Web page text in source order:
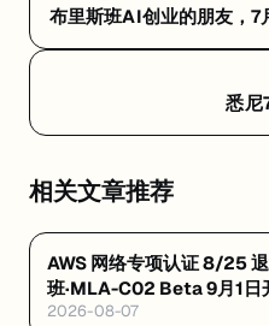
布里斯班AI创业的朋友，7
悉尼
相关文章推荐
AWS 网络专项认证 8/25
班·MLA-C02 Beta 9月1日
$75·GAIL 零基础 $99 稀缺
2026-08-07